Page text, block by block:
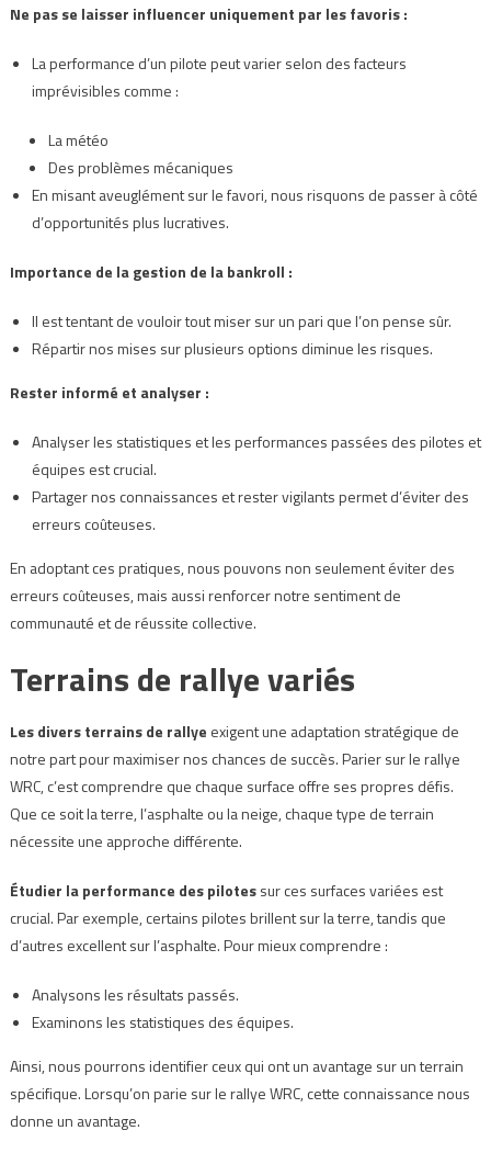
Ne pas se laisser influencer uniquement par les favoris :
La performance d’un pilote peut varier selon des facteurs
imprévisibles comme :
La météo
Des problèmes mécaniques
En misant aveuglément sur le favori, nous risquons de passer à côté
d’opportunités plus lucratives.
Importance de la gestion de la bankroll :
Il est tentant de vouloir tout miser sur un pari que l’on pense sûr.
Répartir nos mises sur plusieurs options diminue les risques.
Rester informé et analyser :
Analyser les statistiques et les performances passées des pilotes et
équipes est crucial.
Partager nos connaissances et rester vigilants permet d’éviter des
erreurs coûteuses.
En adoptant ces pratiques, nous pouvons non seulement éviter des
erreurs coûteuses, mais aussi renforcer notre sentiment de
communauté et de réussite collective.
Terrains de rallye variés
Les divers terrains de rallye exigent une adaptation stratégique de
notre part pour maximiser nos chances de succès. Parier sur le rallye
WRC, c’est comprendre que chaque surface offre ses propres défis.
Que ce soit la terre, l’asphalte ou la neige, chaque type de terrain
nécessite une approche différente.
Étudier la performance des pilotessur ces surfaces variées est
crucial. Par exemple, certains pilotes brillent sur la terre, tandis que
d’autres excellent sur l’asphalte. Pour mieux comprendre :
Analysons les résultats passés.
Examinons les statistiques des équipes.
Ainsi, nous pourrons identifier ceux qui ont un avantage sur un terrain
spécifique. Lorsqu’on parie sur le rallye WRC, cette connaissance nous
donne un avantage.